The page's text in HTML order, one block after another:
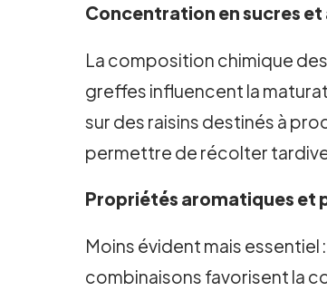
Concentration en sucres
La composition chimique
greffes influencent la
sur des raisins destinés à
permettre de récolter
Propriétés aromatiques et
Moins évident mais
combinaisons favorisent la